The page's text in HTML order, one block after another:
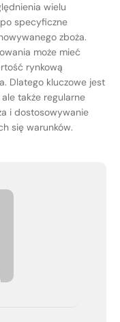
wielu
specyficzne
zboża.
może mieć
rynkową
Dlatego kluczowe jest
także regularne
i dostosowywanie
się warunków.